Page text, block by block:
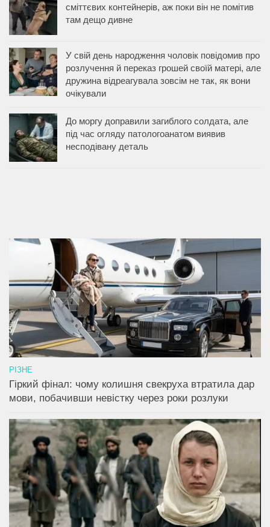
сміттєвих контейнерів, аж поки він не помітив
там дещо дивне
У свій день народження чоловік повідомив про
розлучення й переказ грошей своїй матері, але
дружина відреагувала зовсім не так, як вони
очікували
До моргу доправили загиблого солдата, але
під час огляду патологоанатом виявив
несподівану деталь
РІЗНЕ
Гіркий фінал: чому колишня свекруха втратила дар
мови, побачивши невістку через роки розлуки